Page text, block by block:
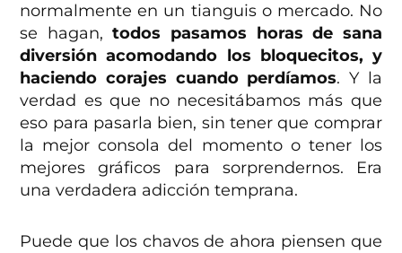
normalmente en un tianguis o mercado. No
se hagan,todos pasamos horas de sana
diversión acomodando los bloquecitos, y
haciendo corajes cuando perdíamos. Y la
verdad es que no necesitábamos más que
eso para pasarla bien, sin tener que comprar
la mejor consola del momento o tener los
mejores gráficos para sorprendernos. Era
una verdadera adicción temprana.
Puede que los chavos de ahora piensen que